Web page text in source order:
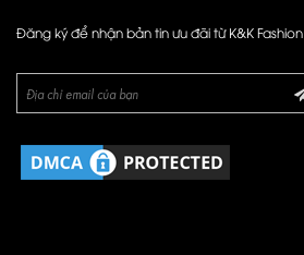
Đăng ký để nhận bản tin ưu đãi từ K&K Fashion